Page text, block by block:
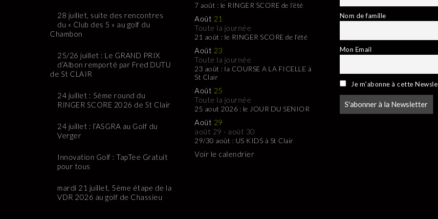
28 juillet, suite des rencontres
du « Club des 5 » au golf du
Chambon
25/26 juillet : Le GRAND PRIX
d’Albon remporté par Fred DUTU
de St CLAIR
24 juillet : 5ème round du
RINGER SCORE 2026 de St Clair
24 juillet : l’ASGRA au Golf du
Verger
Innovation Golf : TapTee Gratuit
pour tous
mardi 21 juillet, 5ème étape de la
VDR 2026 au golf de Chassieu
7 août : le RINGER SCORE de l’été
Août 21
Toute la journée
21 août : le RINGER SCORE de l’été
Août 23
Toute la journée
23 août : la COURSE A LA FICELLE à
St Clair
Août 25
Toute la journée
25 aout 2026 : le JOUR DU SENIOR
Août 29
août 29 - août 30
29/30 août : US KIDS à St Clair
Voir le calendrier
Nom de famille
Mon Email
Je m'abonne à cette